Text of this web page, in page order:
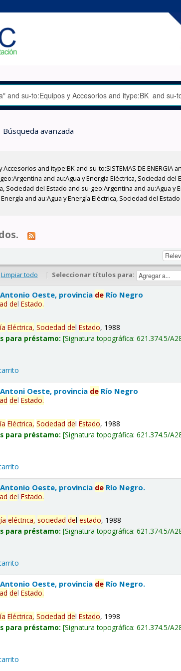
Búsqueda avanzada
and itype:BK and su-to:SISTEMAS DE ENERGIA
and au:Agua y Energía Eléctrica, Sociedad del
del Estado and su-geo:Argentina and au:Agua y
and au:Agua y Energía Eléctrica, Sociedad del
Limpiar todo | Seleccionar títulos para:
Oeste, provincia de Río Negro
delEstado.
Eléctrica, Sociedad delEstado, 1988
para préstamo: Signatura topográfica:621.374.5/
Oeste, provincia de Río Negro
delEstado.
Eléctrica, Sociedad delEstado, 1988
para préstamo: Signatura topográfica:621.374.5/
Oeste, provincia de Río Negro.
delEstado.
eléctrica, sociedad delestado, 1988
para préstamo: Signatura topográfica:621.374.5/
Oeste, provincia de Río Negro.
delEstado.
Eléctrica, Sociedad delEstado, 1998
para préstamo: Signatura topográfica:621.374.5/